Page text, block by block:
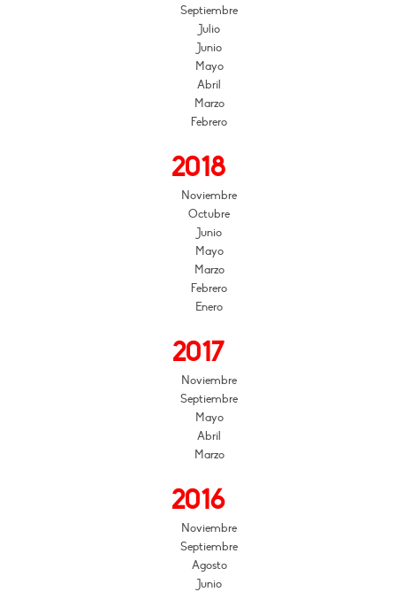
Septiembre
Julio
Junio
Mayo
Abril
Marzo
Febrero
2018
Noviembre
Octubre
Junio
Mayo
Marzo
Febrero
Enero
2017
Noviembre
Septiembre
Mayo
Abril
Marzo
2016
Noviembre
Septiembre
Agosto
Junio